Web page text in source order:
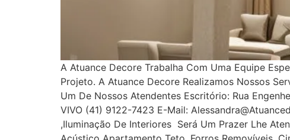
A Atuance Decore Trabalha Com Uma Equipe
Projeto. A Atuance Decore Realizamos Nossos
Um De Nossos Atendentes Escritório: Rua
VIVO (41) 9122-7423 E-Mail:
,iluminação De Interiores Será Um Prazer Lhe